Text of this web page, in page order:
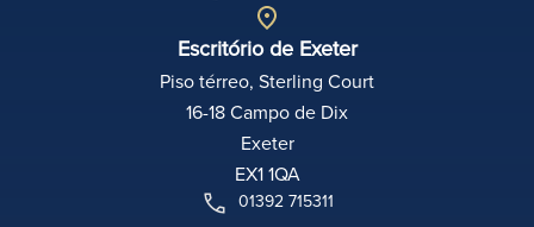
Escritório de Exeter
Piso térreo, Sterling Court
16-18 Campo de Dix
Exeter
EX1 1QA
01392 715311